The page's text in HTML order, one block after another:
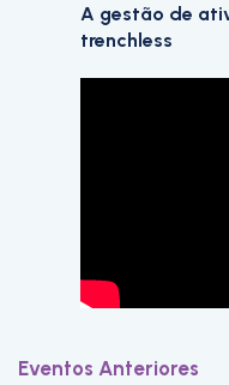
A gestão de
trenchless
Eventos Anteriores